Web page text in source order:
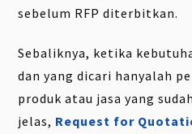
sebelum RFP diterbitkan.
Sebaliknya, ketika
dan yang dicari hanyalah
produk atau jasa yang
jelas, Request for